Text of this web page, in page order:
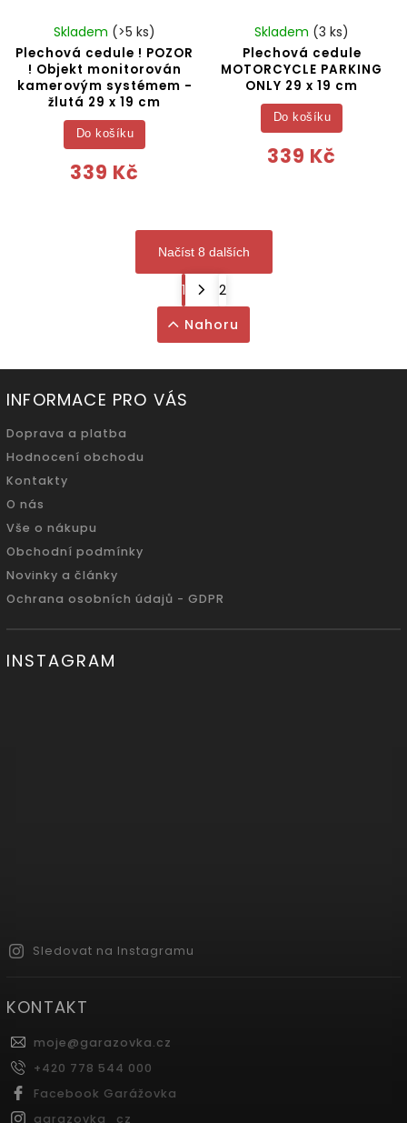
Plechová cedule ! POZOR
! Objekt monitorován
kamerovým systémem -
žlutá 29 x 19 cm
Skladem (>5 ks)
339 Kč
Do košíku
Plechová cedule
MOTORCYCLE PARKING
ONLY 29 x 19 cm
Skladem (3 ks)
339 Kč
Do košíku
Načíst 8 dalších
1
2
Nahoru
INFORMACE PRO VÁS
Doprava a platba
Hodnocení obchodu
Kontakty
O nás
Vše o nákupu
Obchodní podmínky
Novinky a články
Ochrana osobních údajů - GDPR
INSTAGRAM
Sledovat na Instagramu
KONTAKT
moje@garazovka.cz
+420 778 544 000
Facebook Garážovka
garazovka_cz